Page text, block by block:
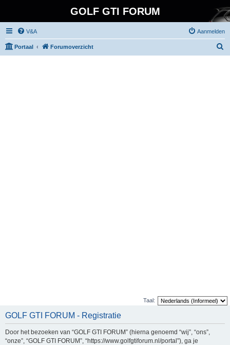
GOLF GTI FORUM
V&A Aanmelden
Portaal Forumoverzicht
Taal:
GOLF GTI FORUM - Registratie
Door het bezoeken van “GOLF GTI FORUM” (hierna genoemd “wij”, “ons”,
“onze”, “GOLF GTI FORUM”, “https://www.golfgtiforum.nl/portal”), ga je